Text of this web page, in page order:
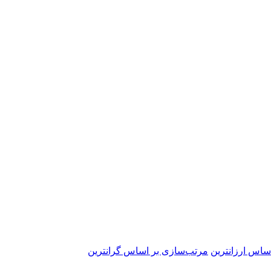
ارزانترین مرتب‌سازی بر اساس گرانترین